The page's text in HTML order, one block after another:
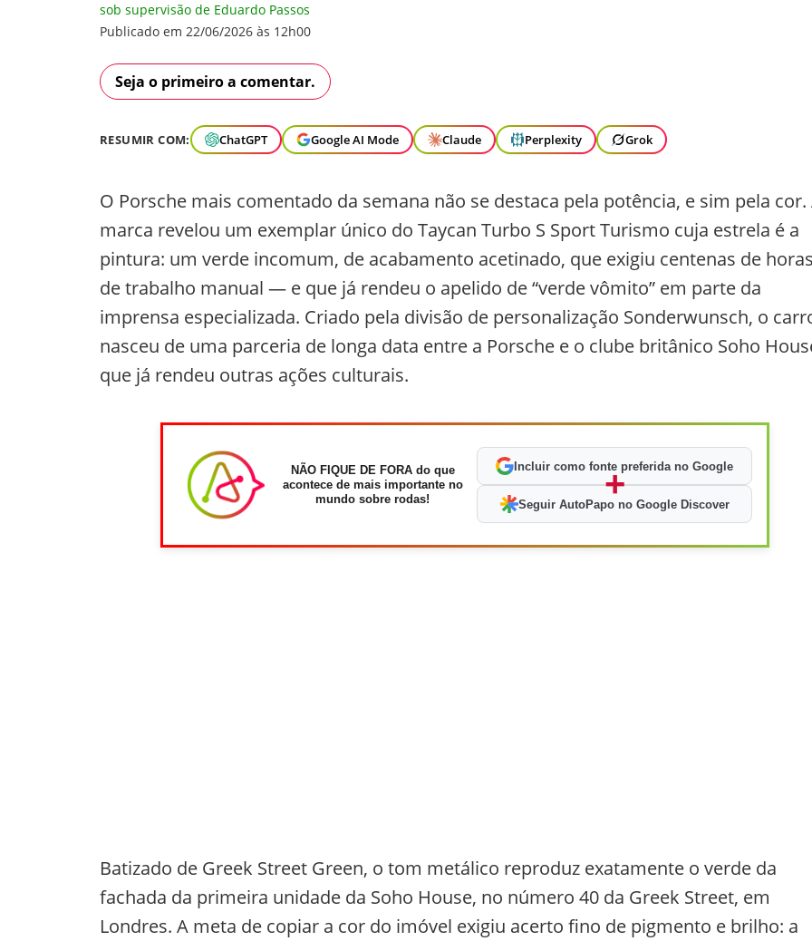
sob supervisão de Eduardo Passos
Publicado em 22/06/2026 às 12h00
Seja o primeiro a comentar.
RESUMIR COM: ChatGPT Google AI Mode Claude Perplexity Grok
O Porsche mais comentado da semana não se destaca pela potência, e sim pela cor.
marca revelou um exemplar único do Taycan Turbo S Sport Turismo cuja estrela é a
pintura: um verde incomum, de acabamento acetinado, que exigiu centenas de
de trabalho manual — e que já rendeu o apelido de “verde vômito” em parte da
imprensa especializada. Criado pela divisão de personalização Sonderwunsch, o
nasceu de uma parceria de longa data entre a Porsche e o clube britânico Soho
que já rendeu outras ações culturais.
NÃO FIQUE DE FORA do que
acontece de mais importante no
mundo sobre rodas!
Incluir como fonte preferida no Google
+
Seguir AutoPapo no Google Discover
Batizado de Greek Street Green, o tom metálico reproduz exatamente o verde da
fachada da primeira unidade da Soho House, no número 40 da Greek Street, em
Londres. A meta de copiar a cor do imóvel exigiu acerto fino de pigmento e brilho: a